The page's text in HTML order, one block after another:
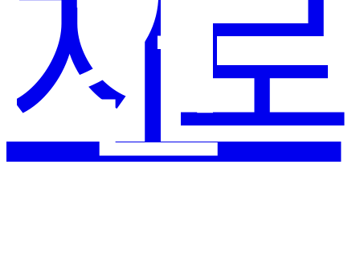
건
지로